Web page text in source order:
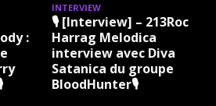
:
INTERVIEW
🎙 [Interview] – 213Rock
Harrag Melodica
interview avec Diva
Satanica du groupe
BloodHunter🎙